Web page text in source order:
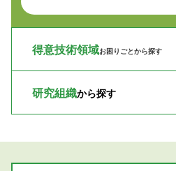
得意技術領域お困りごとから探す
研究組織から探す